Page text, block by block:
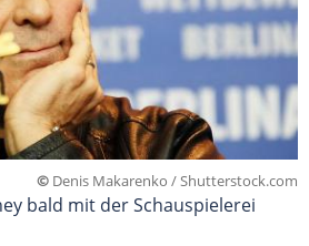
© Denis Makarenko / Shutterstock.com
bald mit der Schauspielerei